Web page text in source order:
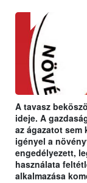
A tavasz
ideje. A
az ágazatot
igényel a
engedélyezett,
használata
alkalmazása